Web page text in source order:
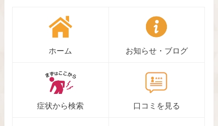
ホーム お知らせ・ブログ
症状から検索 口コミを見る